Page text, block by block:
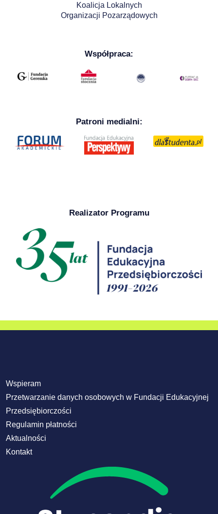
Koalicja Lokalnych
Organizacji Pozarządowych
Współpraca:
Patroni medialni:
Realizator Programu
Wspieram
Przetwarzanie danych osobowych w Fundacji Edukacyjnej
Przedsiębiorczości
Regulamin płatności
Aktualności
Kontakt